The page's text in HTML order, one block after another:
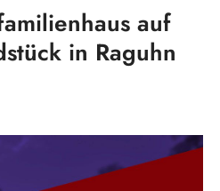
auf
in Raguhn